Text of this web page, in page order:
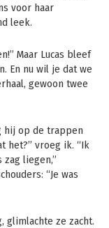
voor haar
leek.
Maar Lucas bleef
En nu wil je dat we
gewoon twee
hij op de trappen
het?” vroeg ik. “Ik
liegen,”
“Je was
glimlachte ze zacht.